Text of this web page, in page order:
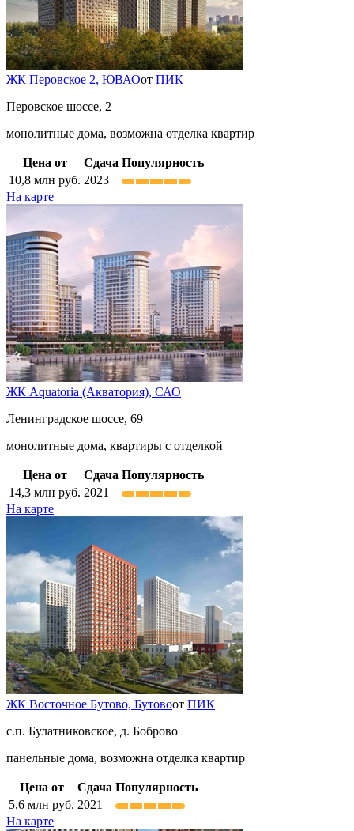
ЖК Перовское 2, ЮВАОот ПИК
Перовское шоссе, 2
монолитные дома, возможна отделка квартир
Цена от Сдача Популярность
10,8 млн руб. 2023
На карте
ЖК Aquatoria (Акватория), САО
Ленинградское шоссе, 69
монолитные дома, квартиры с отделкой
Цена от Сдача Популярность
14,3 млн руб. 2021
На карте
ЖК Восточное Бутово, Бутовоот ПИК
с.п. Булатниковское, д. Боброво
панельные дома, возможна отделка квартир
Цена от Сдача Популярность
5,6 млн руб. 2021
На карте